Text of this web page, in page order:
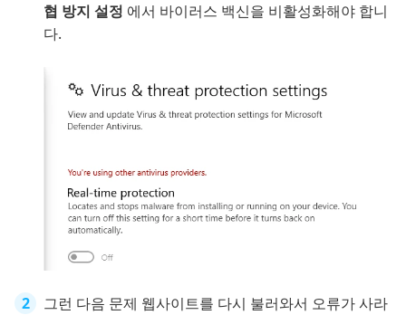
협 방지 설정 에서 바이러스 백신을 비활성화해야 합니
다.
그런 다음 문제 웹사이트를 다시 불러와서 오류가 사라